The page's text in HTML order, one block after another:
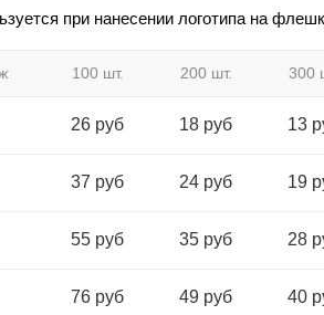
при нанесении логотипа на
100 шт. 200 шт. 300
26 руб 18 руб 13
37 руб 24 руб 19
55 руб 35 руб 28
76 руб 49 руб 40